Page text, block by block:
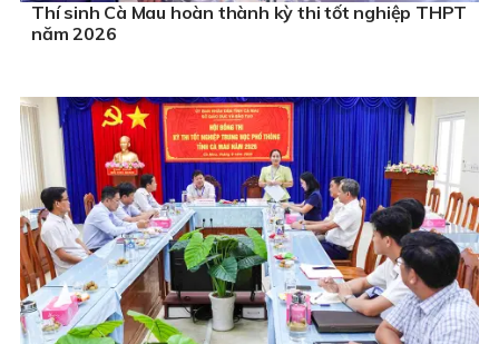
Thí sinh Cà Mau hoàn thành kỳ thi tốt nghiệp THPT
năm 2026